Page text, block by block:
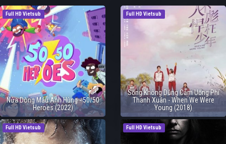
Full HD Vietsub
Nửa Dòng Máu Anh Hùng - 50/50
Heroes (2022)
Full HD Vietsub
Sống Không Dũng Cảm Uổng Phí
Thanh Xuân - When We Were
Young (2018)
Full HD Vietsub Full HD Vietsub